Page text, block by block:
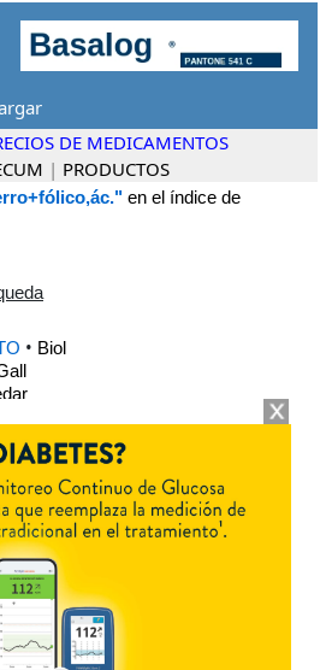
DE MEDICAMENTOS
| PRODUCTOS
en el índice de
• Biol
Argentina
Argentina
•Richet